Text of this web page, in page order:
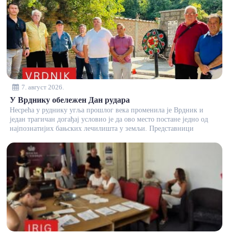
7. август 2026.
У Врднику обележен Дан рудара
Несрећа у руднику угља прошлог века променила је Врдник и
један трагичан догађај условио је да ово место постане једно од
најпознатијих бањских лечилишта у земљи. Представници